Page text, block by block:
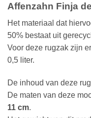
Affenzahn Finja
Het materiaal dat
50% bestaat uit
Voor deze rugzak zijn
0,5 liter.
De inhoud van deze
De maten van deze
11 cm.